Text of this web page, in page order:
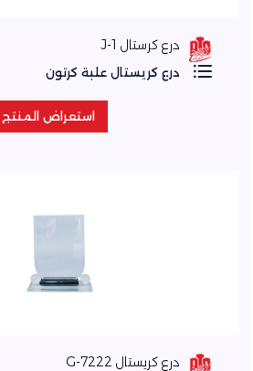
درع كرستال J-1
درع كريستال علبة كرتون
استعراض المنتج
استعراض المنتج
درع كريستال 7222-G